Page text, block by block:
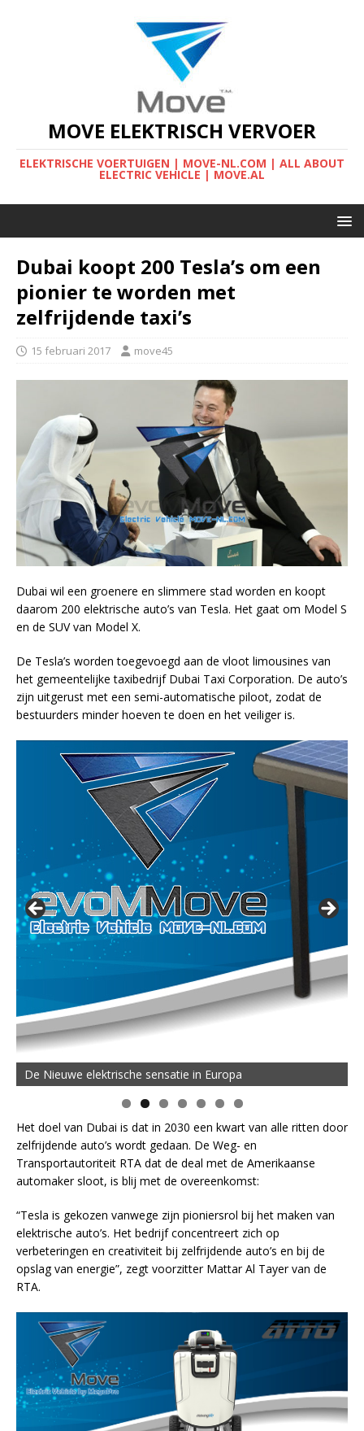
MOVE ELEKTRISCH VERVOER
ELEKTRISCHE VOERTUIGEN | MOVE-NL.COM | ALL ABOUT
ELECTRIC VEHICLE | MOVE.AL
Dubai koopt 200 Tesla’s om een
pionier te worden met
zelfrijdende taxi’s
15 februari 2017 move45
Dubai wil een groenere en slimmere stad worden en koopt
daarom 200 elektrische auto’s van Tesla. Het gaat om Model S
en de SUV van Model X.
De Tesla’s worden toegevoegd aan de vloot limousines van
het gemeentelijke taxibedrijf Dubai Taxi Corporation. De auto’s
zijn uitgerust met een semi-automatische piloot, zodat de
bestuurders minder hoeven te doen en het veiliger is.
De Nieuwe elektrische sensatie in Europa
De MOVE Vigorous 1500 Highline | 45 km Topsnelheid en
50 km Actieradius
Het doel van Dubai is dat in 2030 een kwart van alle ritten door
zelfrijdende auto’s wordt gedaan. De Weg- en
Transportautoriteit RTA dat de deal met de Amerikaanse
automaker sloot, is blij met de overeenkomst:
“Tesla is gekozen vanwege zijn pioniersrol bij het maken van
elektrische auto’s. Het bedrijf concentreert zich op
verbeteringen en creativiteit bij zelfrijdende auto’s en bij de
opslag van energie”, zegt voorzitter Mattar Al Tayer van de
RTA.